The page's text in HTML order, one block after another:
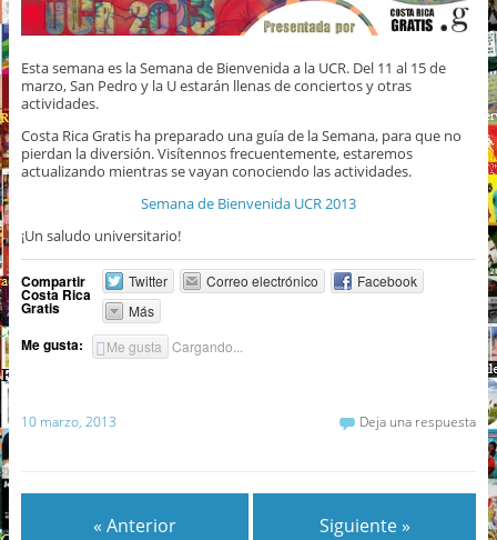
Esta semana es la Semana de Bienvenida a la UCR. Del 11 al 15 de
marzo, San Pedro y la U estarán llenas de conciertos y otras
actividades.
Costa Rica Gratis ha preparado una guía de la Semana, para que no
pierdan la diversión. Visítennos frecuentemente, estaremos
actualizando mientras se vayan conociendo las actividades.
Semana de Bienvenida UCR 2013
¡Un saludo universitario!
Compartir
Costa Rica
Gratis
Twitter Correo electrónico
Facebook
Más
Me gusta: Me gusta Cargando...
10 marzo, 2013 Deja una respuesta
« Anterior Siguiente »